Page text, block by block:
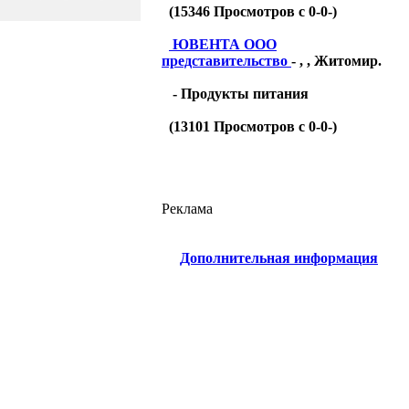
(15346 Просмотров с 0-0-)
ЮВЕНТА ООО
представительство - , , Житомир.
- Продукты питания
(13101 Просмотров с 0-0-)
Реклама
Дополнительная информация